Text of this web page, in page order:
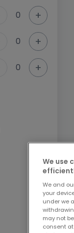
0 +
0 +
0 +
We use
We and
your
under we
may not
consent